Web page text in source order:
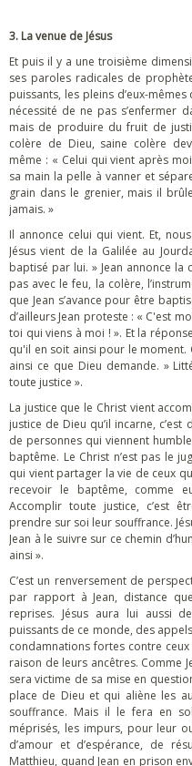
3. La venue de Jésus
Et puis il y a une troisième
ses paroles radicales de
puissants, les pleins d’eux-
nécessité de ne pas s’enfermer
mais de produire du fruit de
colère de Dieu, saine colère
même : « Celui qui vient après
sa main la pelle à vanner et
grain dans le grenier, mais il
jamais. »
Il annonce celui qui vient. Et,
Jésus vient de la Galilée au
baptisé par lui. » Jean annonce la
pas avec le feu, la colère,
que Jean s’avance pour être
d’ailleurs Jean proteste : « C'est
toi qui viens à moi ! ». Et la
qu'il en soit ainsi pour le moment.
ainsi ce que Dieu demande. »
toute justice ».
La justice que le Christ vient
justice de Dieu qu’il incarne,
de personnes qui viennent
baptême. Le Christ n’est pas le
qui vient partager la vie de ceux
recevoir le baptême, comme
Accomplir toute justice, c’est
prendre sur soi leur souffrance.
Jean à le suivre sur ce chemin
ainsi ».
C’est un renversement de
par rapport à Jean, distance
reprises. Jésus aura lui aussi
puissants de ce monde, des
condamnations fortes contre
raison de leurs ancêtres. Comme
sera victime de sa mise en
place de Dieu et qui aliène les
souffrance. Mais il le fera en
méprisés, les impurs, pour leur
d’amour et d’espérance, de
Matthieu, quand Jean en prison